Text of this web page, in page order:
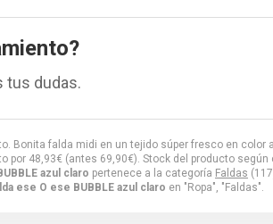
Bonita falda midi en un tejido súper fresco en
por 48,93€ (antes 69,90€). Stock del producto según
azul claro pertenece a la categoría Faldas
ese O ese BUBBLE azul claro en "Ropa", "Faldas".
tus dudas.